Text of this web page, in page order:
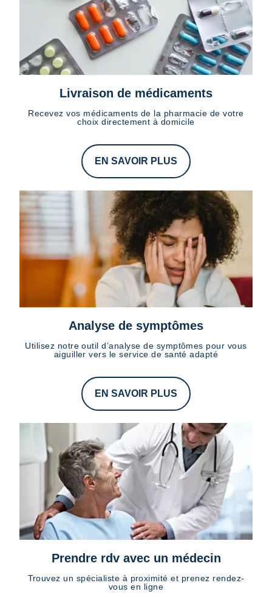
Livraison de médicaments
Recevez vos médicaments de la pharmacie de votre
choix directement à domicile
EN SAVOIR PLUS
Analyse de symptômes
Utilisez notre outil d’analyse de symptômes pour vous
aiguiller vers le service de santé adapté
EN SAVOIR PLUS
Prendre rdv avec un médecin
Trouvez un spécialiste à proximité et prenez rendez-
vous en ligne